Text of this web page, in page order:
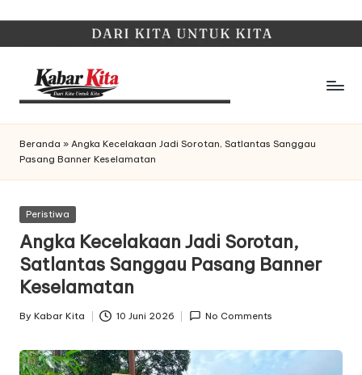
content
K
a
b
a
r
K
it
a
Beranda » Angka Kecelakaan Jadi Sorotan, Satlantas Sanggau
Pasang Banner Keselamatan
Posted
Peristiwa
Angka Kecelakaan Jadi Sorotan,
Satlantas Sanggau Pasang Banner
Keselamatan
Posted
By Kabar Kita 10 Juni 2026 No Comments